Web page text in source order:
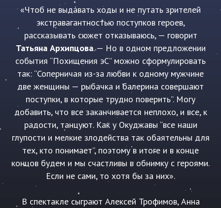
«Чтоб не выдавать ходы и не путать зрителей
экстравагантностью поступков героев,
рассказывать сюжет отказываюсь, — говорит
Татьяна Архипцова. — Но в одном предложении
события “Похищения эС” можно сформулировать
так: “Соперничая из-за любви к одному мужчине
две женщины — рыбачка и балерина совершают
поступки, в которые трудно поверить”. Могу
добавить, что все заканчивается неплохо, и все, к
радости, танцуют. Как у Окуджавы “все наши
глупости и мелкие злодейства так обаятельны для
тех, кто понимает”, поэтому в итоге и в конце
концов будем и мы счастливы в обнимку с героями.
Если не сами, то хотя бы за них».
В спектакле сыграют Алексей Трофимов, Анна